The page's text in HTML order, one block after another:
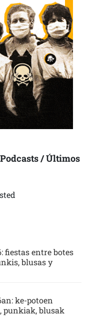
/ Últimos
fiestas entre botes
blusas y
ke-potoen
punkiak, blusak